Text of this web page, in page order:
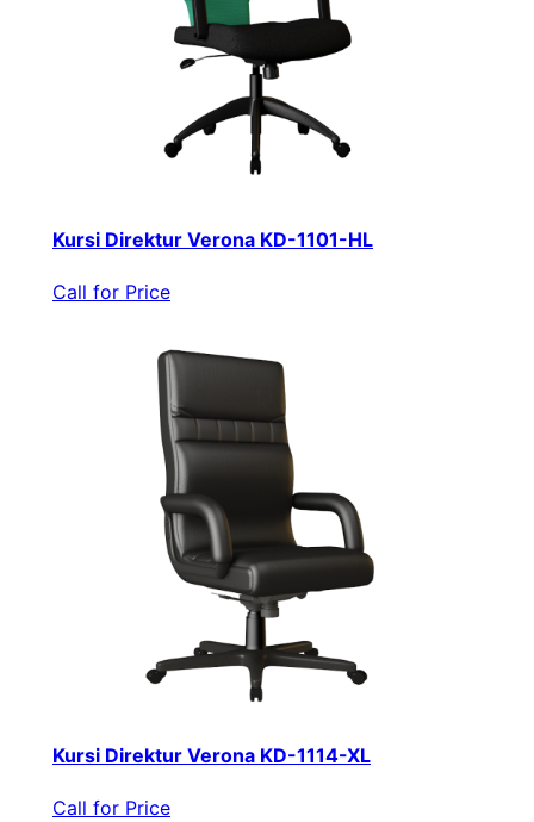
Kursi Direktur Verona KD-1101-HL
Call for Price
Kursi Direktur Verona KD-1114-XL
Call for Price